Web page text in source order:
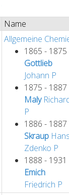
Name
Allgemeine
1865 - 1875
Gottlieb
Johann P
1875 - 1887
Maly
P
1886 - 1887
Skraup
Zdenko P
1888 - 1931
Emich
Friedrich P